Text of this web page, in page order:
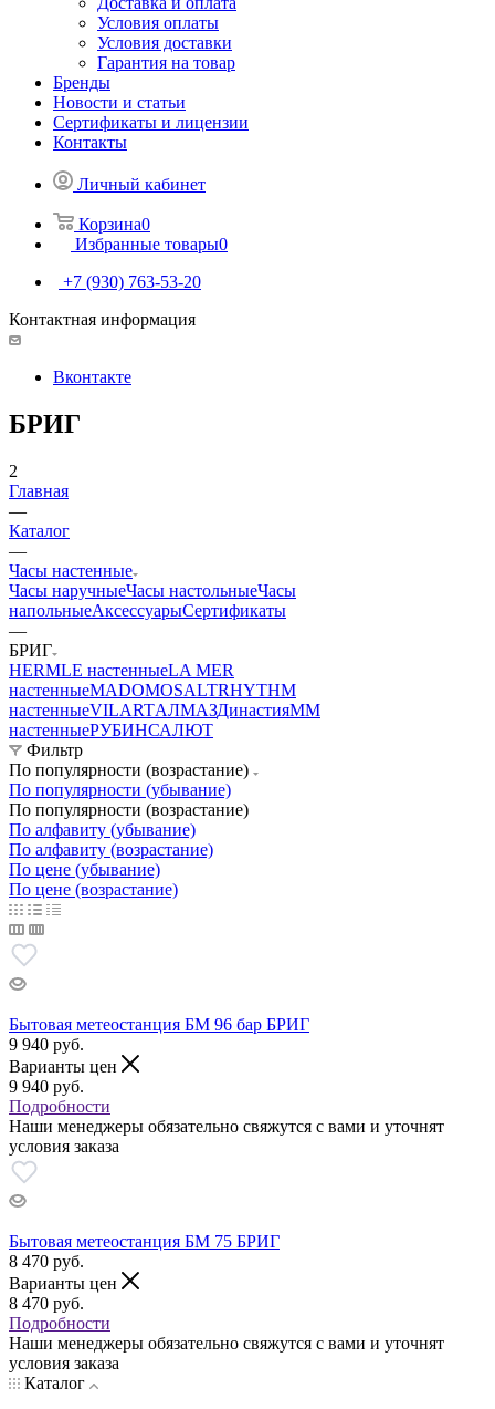
Условия оплаты
Условия доставки
Гарантия на товар
Бренды
Новости и статьи
Сертификаты и лицензии
Контакты
Личный кабинет
Корзина0
Избранные товары0
+7 (930) 763-53-20
Контактная информация
Вконтакте
БРИГ
2
Главная
—
Каталог
—
Часы настенные
Часы наручныеЧасы настольныеЧасы
напольныеАксессуарыСертификаты
—
БРИГ
HERMLE настенныеLA MER
настенныеMADOMOSALTRHYTHM
настенныеVILARTАЛМАЗДинастияММ
настенныеРУБИНСАЛЮТ
Фильтр
По популярности (возрастание)
По популярности (убывание)
По популярности (возрастание)
По алфавиту (убывание)
По алфавиту (возрастание)
По цене (убывание)
По цене (возрастание)
Бытовая метеостанция БМ 96 бар БРИГ
9 940 руб.
Варианты цен
9 940 руб.
Подробности
Наши менеджеры обязательно свяжутся с вами и уточнят
условия заказа
Бытовая метеостанция БМ 75 БРИГ
8 470 руб.
Варианты цен
8 470 руб.
Подробности
Наши менеджеры обязательно свяжутся с вами и уточнят
условия заказа
Каталог